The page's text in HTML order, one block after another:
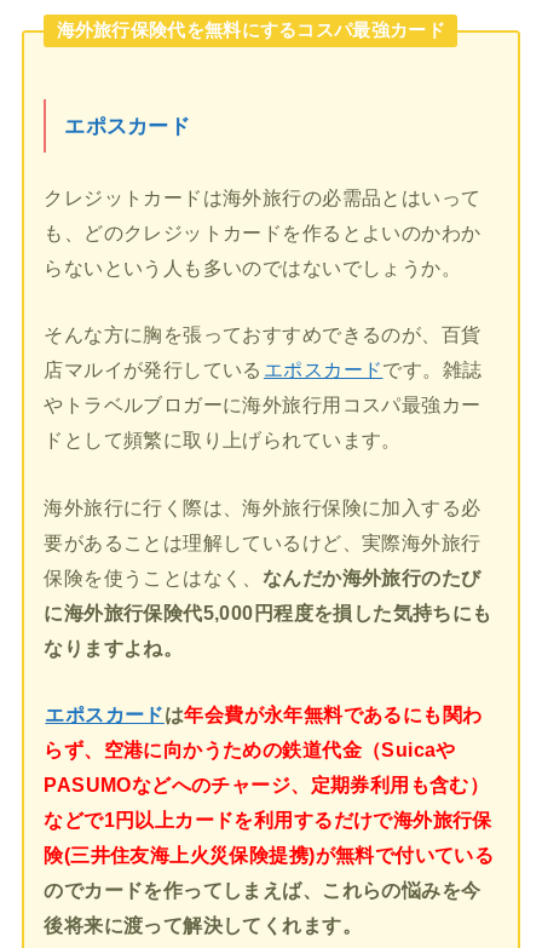
海外旅行保険代を無料にするコスパ最強カード
エポスカード
クレジットカードは海外旅行の必需品とはいって
も、どのクレジットカードを作るとよいのかわか
らないという人も多いのではないでしょうか。
そんな方に胸を張っておすすめできるのが、百貨
店マルイが発行している エポスカードです。雑誌
やトラベルブロガーに海外旅行用コスパ最強カー
ドとして頻繁に取り上げられています。
海外旅行に行く際は、海外旅行保険に加入する必
要があることは理解しているけど、実際海外旅行
保険を使うことはなく、 なんだか海外旅行のたび
に海外旅行保険代5,000円程度を損した気持ちにも
なりますよね。
エポスカードは年会費が永年無料であるにも関わ
らず、空港に向かうための鉄道代金（Suicaや
PASUMOなどへのチャージ、定期券利用も含む）
などで1円以上カードを利用するだけで海外旅行保
険(三井住友海上火災保険提携)が無料で付いている
のでカードを作ってしまえば、これらの悩みを今
後将来に渡って解決してくれます。